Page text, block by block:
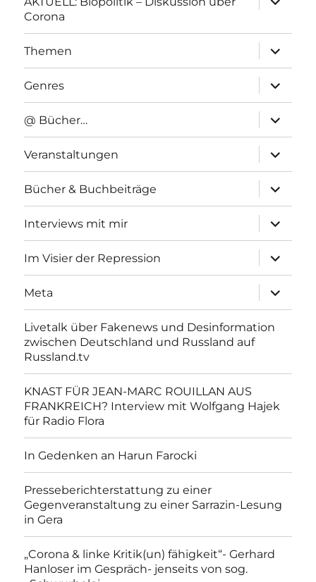
Corona
anzeigen
Themen
anzeigen
Genres
anzeigen
@ Bücher…
anzeigen
Veranstaltungen
anzeigen
Bücher & Buchbeiträge
anzeigen
Interviews mit mir
anzeigen
Im Visier der Repression
anzeigen
Meta
anzeigen
Livetalk über Fakenews und Desinformation
zwischen Deutschland und Russland auf
Russland.tv
KNAST FÜR JEAN-MARC ROUILLAN AUS
FRANKREICH? Interview mit Wolfgang Hajek
für Radio Flora
In Gedenken an Harun Farocki
Presseberichterstattung zu einer
Gegenveranstaltung zu einer Sarrazin-Lesung
in Gera
„Corona & linke Kritik(un) fähigkeit“- Gerhard
Hanloser im Gespräch- jenseits von sog.